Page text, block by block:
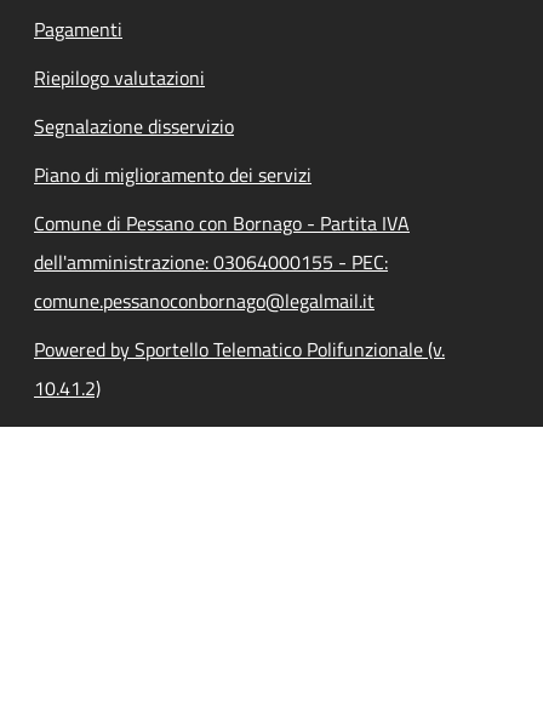
Pagamenti
Riepilogo valutazioni
Segnalazione disservizio
Piano di miglioramento dei servizi
Comune di Pessano con Bornago - Partita IVA
dell'amministrazione: 03064000155 - PEC:
comune.pessanoconbornago@legalmail.it
Powered by Sportello Telematico Polifunzionale (v.
10.41.2)